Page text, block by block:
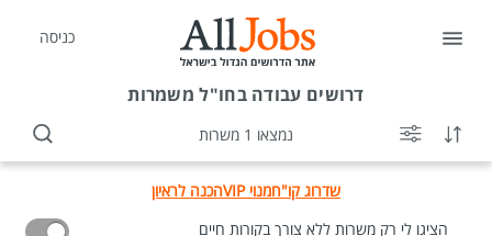
כניסה
דרושים עבודה בחו"ל משמרות
נמצאו 1 משרות
שדרוג קו"חמנוי VIP
הכנה לראיון
הציגו לי רק משרות ללא צורך בקורות חיים